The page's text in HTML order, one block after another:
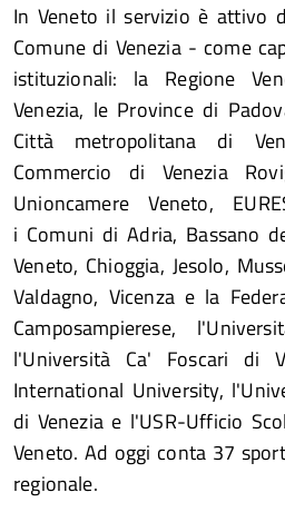
In Veneto il servizio è attivo
Comune di Venezia - come
istituzionali: la Regione
Venezia, le Province di
Città metropolitana di
Commercio di Venezia
Unioncamere Veneto,
i Comuni di Adria, Bassano
Veneto, Chioggia, Jesolo,
Valdagno, Vicenza e la
Camposampierese,
l'Università Ca' Foscari di
International University,
di Venezia e l'USR-Ufficio
Veneto. Ad oggi conta 37
regionale.